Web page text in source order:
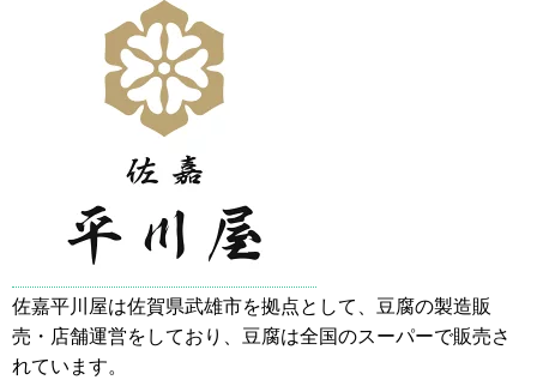
佐嘉平川屋は佐賀県武雄市を拠点として、豆腐の製造販
売・店舗運営をしており、豆腐は全国のスーパーで販売さ
れています。